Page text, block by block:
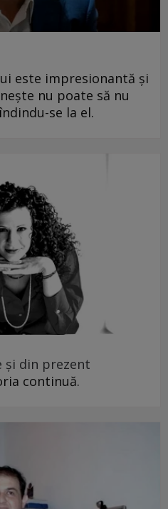
este impresionantă și
nu poate să nu
se la el.
și din prezent
continuă.